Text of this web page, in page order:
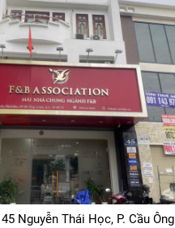
Nguyễn Thái Học, P. Cầu Ông